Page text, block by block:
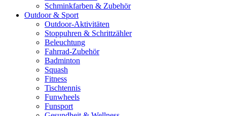
Schminkfarben & Zubehör
Outdoor & Sport
Outdoor-Aktivitäten
Stoppuhren & Schrittzähler
Beleuchtung
Fahrrad-Zubehör
Badminton
Squash
Fitness
Tischtennis
Funwheels
Funsport